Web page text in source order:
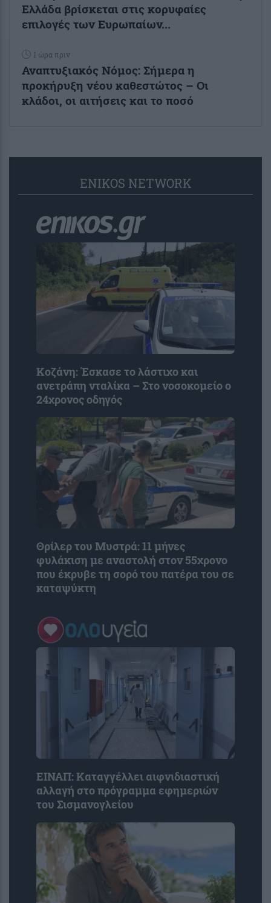
Ελλάδα βρίσκεται στις κορυφαίες
επιλογές των Ευρωπαίων...
1 ώρα πριν
Αναπτυξιακός Νόμος: Σήμερα η
προκήρυξη νέου καθεστώτος – Οι
κλάδοι, οι αιτήσεις και το ποσό
ENIKOS NETWORK
Κοζάνη: Έσκασε το λάστιχο και
ανετράπη νταλίκα – Στο νοσοκομείο ο
24χρονος οδηγός
Θρίλερ του Μυστρά: 11 μήνες
φυλάκιση με αναστολή στον 55χρονο
που έκρυβε τη σορό του πατέρα του σε
καταψύκτη
ΕΙΝΑΠ: Καταγγέλλει αιφνιδιαστική
αλλαγή στο πρόγραμμα εφημεριών
του Σισμανογλείου